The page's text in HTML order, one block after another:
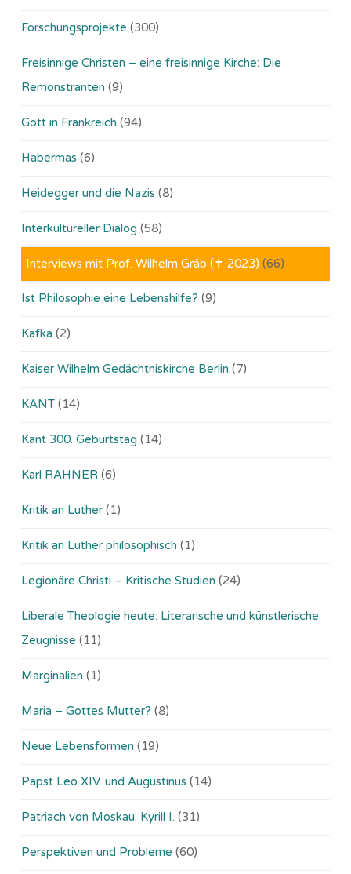
Forschungsprojekte (300)
Freisinnige Christen – eine freisinnige Kirche: Die
Remonstranten (9)
Gott in Frankreich (94)
Habermas (6)
Heidegger und die Nazis (8)
Interkultureller Dialog (58)
Interviews mit Prof. Wilhelm Gräb (✝ 2023) (66)
Ist Philosophie eine Lebenshilfe? (9)
Kafka (2)
Kaiser Wilhelm Gedächtniskirche Berlin (7)
KANT (14)
Kant 300. Geburtstag (14)
Karl RAHNER (6)
Kritik an Luther (1)
Kritik an Luther philosophisch (1)
Legionäre Christi – Kritische Studien (24)
Liberale Theologie heute: Literarische und künstlerische
Zeugnisse (11)
Marginalien (1)
Maria – Gottes Mutter? (8)
Neue Lebensformen (19)
Papst Leo XIV. und Augustinus (14)
Patriach von Moskau: Kyrill I. (31)
Perspektiven und Probleme (60)